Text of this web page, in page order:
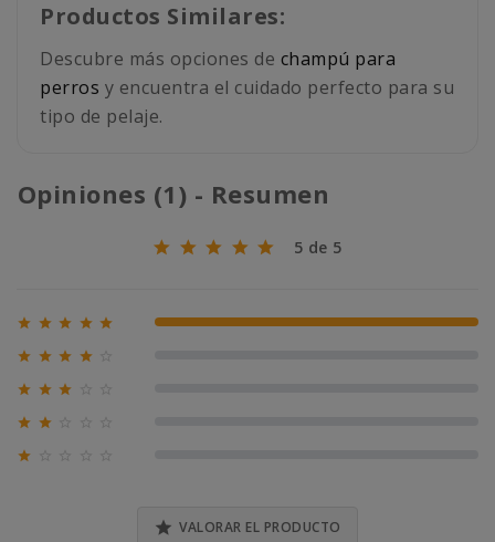
Productos Similares:
Descubre más opciones de champú para
perros y encuentra el cuidado perfecto para su
tipo de pelaje.
Opiniones (1) - Resumen
5 de 5
     100% (1)
   
  
 

 VALORAR EL PRODUCTO